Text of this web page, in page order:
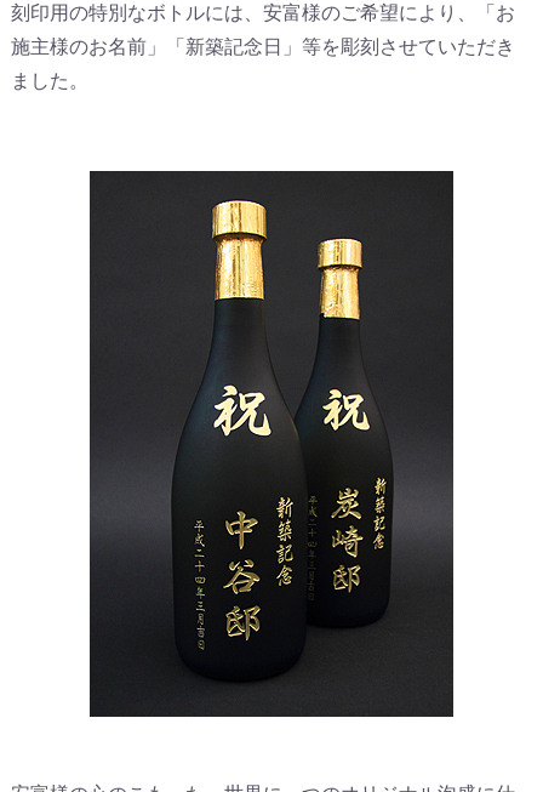
刻印用の特別なボトルには、安富様のご希望により、「お
施主様のお名前」「新築記念日」等を彫刻させていただき
ました。